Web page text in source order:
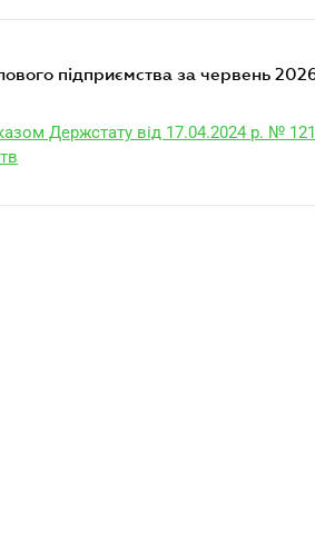
Держстату від 17.04.2024 р. № 121